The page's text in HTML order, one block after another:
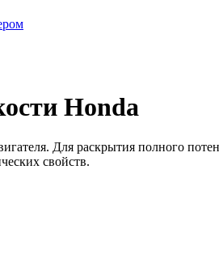
Honda
Для раскрытия полного
свойств.